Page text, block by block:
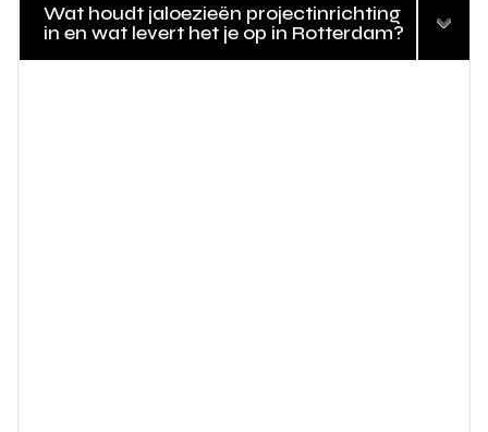
Wat houdt jaloezieën projectinrichting
in en wat levert het je op in Rotterdam?